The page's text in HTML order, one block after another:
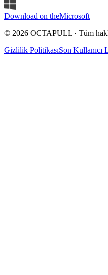
Download on theMicrosoft
© 2026 OCTAPULL · Tüm
Gizlilik PolitikasıSon Kullanıcı